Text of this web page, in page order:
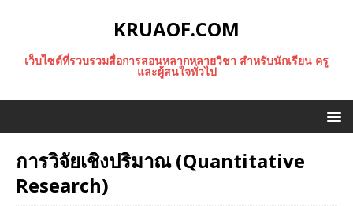
KRUAOF.COM
เว็บไซต์ที่รวบรวมสื่อการสอนหลากหลายวิชา สำหรับนักเรียน ครู
และผู้สนใจทั่วไป
การวิจัยเชิงปริมาณ (Quantitative
Research)